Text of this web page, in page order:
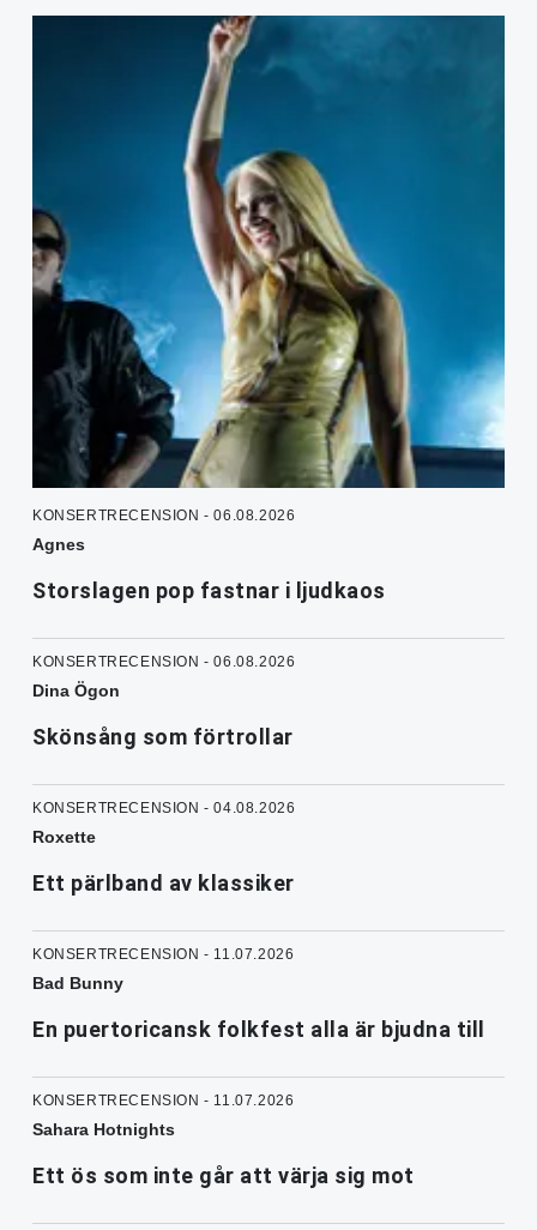
KONSERTRECENSION - 06.08.2026
Agnes
Storslagen pop fastnar i ljudkaos
KONSERTRECENSION - 06.08.2026
Dina Ögon
Skönsång som förtrollar
KONSERTRECENSION - 04.08.2026
Roxette
Ett pärlband av klassiker
KONSERTRECENSION - 11.07.2026
Bad Bunny
En puertoricansk folkfest alla är bjudna till
KONSERTRECENSION - 11.07.2026
Sahara Hotnights
Ett ös som inte går att värja sig mot